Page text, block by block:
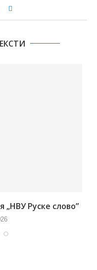
„НВУ Руске слово”